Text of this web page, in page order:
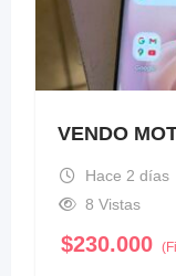
VENDO
Hace 2 días
8 Vistas
$230.000